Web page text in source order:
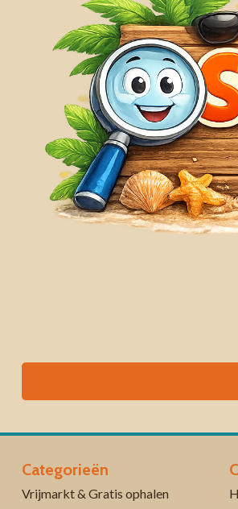
Categorieën
Vrijmarkt & Gratis ophalen